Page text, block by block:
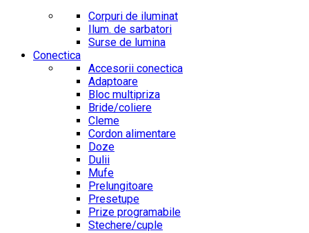
Corpuri de iluminat
Ilum. de sarbatori
Surse de lumina
Conectica
Accesorii conectica
Adaptoare
Bloc multipriza
Bride/coliere
Cleme
Cordon alimentare
Doze
Dulii
Mufe
Prelungitoare
Presetupe
Prize programabile
Stechere/cuple